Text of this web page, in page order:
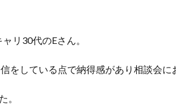
リ30代のEさん。
をしている点で納得感があり相談会に
。